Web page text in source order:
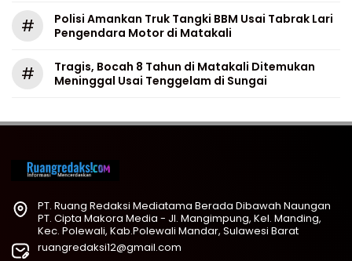
#
Polisi Amankan Truk Tangki BBM Usai Tabrak Lari
Pengendara Motor di Matakali
#
Tragis, Bocah 8 Tahun di Matakali Ditemukan
Meninggal Usai Tenggelam di Sungai
PT. Ruang Redaksi Mediatama Berada Dibawah Naungan
PT. Cipta Makora Media - Jl. Mangimpung, Kel. Manding,
Kec. Polewali, Kab.Polewali Mandar, Sulawesi Barat
ruangredaksi12@gmail.com